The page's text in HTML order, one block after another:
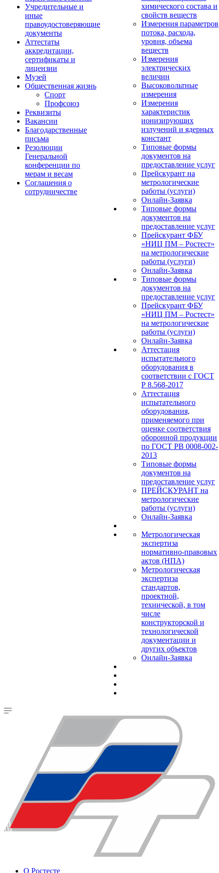
Учредительные и
иные
правоудостоверяющие
документы
Аттестаты
аккредитации,
сертификаты и
лицензии
Музей
Общественная жизнь
Спорт
Профсоюз
Реквизиты
Вакансии
Благодарственные
письма
Резолюции
Генеральной
конференции по
мерам и весам
Соглашения о
сотрудничестве
химического состава и
свойств веществ
Измерения параметров
потока, расхода,
уровня, объема
веществ
Измерения
электрических
величин
Высоковольтные
измерения
Измерения
характеристик
ионизирующих
излучений и ядерных
констант
Типовые формы
документов на
предоставление услуг
Прейскурант на
метрологические
работы (услуги)
Онлайн-Заявка
Типовые формы
документов на
предоставление услуг
Прейскурант ФБУ
«НИЦ ПМ – Ростест»
на метрологические
работы (услуги)
Онлайн-Заявка
Типовые формы
документов на
предоставление услуг
Прейскурант ФБУ
«НИЦ ПМ – Ростест»
на метрологические
работы (услуги)
Онлайн-Заявка
Аттестация
испытательного
оборудования в
соответствии с ГОСТ
Р 8.568-2017
Аттестация
испытательного
оборудования,
применяемого при
оценке соответствия
оборонной продукции
по ГОСТ РВ 0008-002-
2013
Типовые формы
документов на
предоставление услуг
ПРЕЙСКУРАНТ на
метрологические
работы (услуги)
Онлайн-Заявка
Метрологическая
экспертиза
нормативно-правовых
актов (НПА)
Метрологическая
экспертиза
стандартов,
проектной,
технической, в том
числе
конструкторской и
технологической
документации и
других объектов
Онлайн-Заявка
О Ростесте